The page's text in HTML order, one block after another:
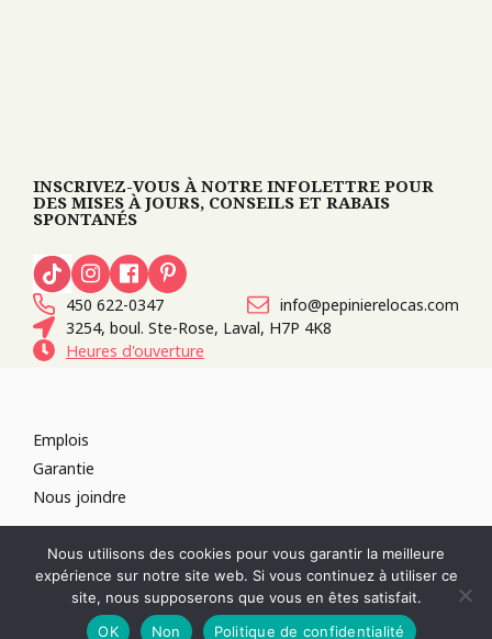
INSCRIVEZ-VOUS À NOTRE INFOLETTRE POUR
DES MISES À JOURS, CONSEILS ET RABAIS
SPONTANÉS
450 622-0347
info@pepinierelocas.com
3254, boul. Ste-Rose, Laval, H7P 4K8
Heures d'ouverture
Emplois
Garantie
Nous joindre
SITES WEB :PAR DESIGN, AGENCE WEB
RÉVOQUER LE CONSENTEMENT
POLITIQUE DE CONFIDENTIALITÉ
Nous utilisons des cookies pour vous garantir la meilleure
expérience sur notre site web. Si vous continuez à utiliser ce
site, nous supposerons que vous en êtes satisfait.
OK
Non Politique de confidentialité